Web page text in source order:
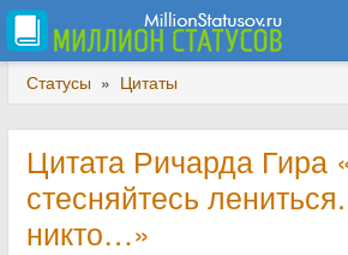
Статусы » Цитаты
Цитата Ричарда Гира
стесняйтесь
никто…»